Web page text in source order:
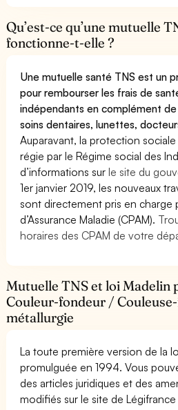
Qu’est-ce qu’une mutuelle
fonctionne-t-elle ?
Une mutuelle santé TNS est un
pour rembourser les frais de
indépendants en complément
soins dentaires, lunettes,
Auparavant, la protection
régie par le Régime social des
d’informations surle site du
1er janvier 2019, les nouveaux
sont directement pris en charge
d’Assurance Maladie (CPAM).
horaires des CPAM de votre
Mutuelle TNS et loi Madelin
Couleur-fondeur /
métallurgie
La toute première version de la
promulguée en 1994. Vous
des articles juridiques et des
modifiés sur le site de